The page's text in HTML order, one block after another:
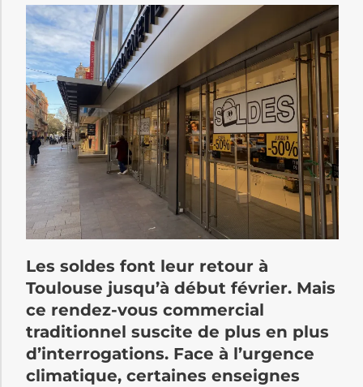
Les soldes font leur retour à
Toulouse jusqu’à début février. Mais
ce rendez-vous commercial
traditionnel suscite de plus en plus
d’interrogations. Face à l’urgence
climatique, certaines enseignes